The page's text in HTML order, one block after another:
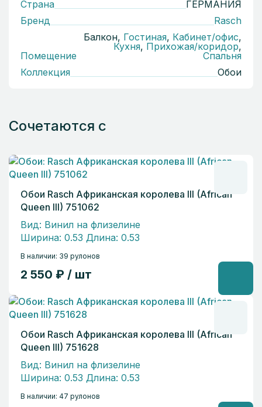
Страна
ГЕРМАНИЯ
Бренд
Rasch
Помещение
Балкон, Гостиная, Кабинет/офис,
Кухня, Прихожая/коридор,
Спальня
Коллекция
Обои
Сочетаются с
Обои Rasch Африканская королева III (African
Queen III) 751062
Вид: Винил на флизелине
Ширина: 0.53 Длина: 0.53
В наличии: 39 рулонов
2 550 ₽ / шт
Обои Rasch Африканская королева III (African
Queen III) 751628
Вид: Винил на флизелине
Ширина: 0.53 Длина: 0.53
В наличии: 47 рулонов